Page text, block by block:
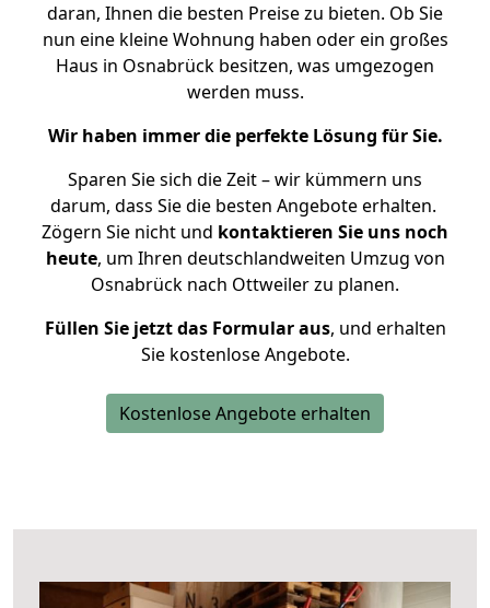
daran, Ihnen die besten Preise zu bieten. Ob Sie
nun eine kleine Wohnung haben oder ein großes
Haus in Osnabrück besitzen, was umgezogen
werden muss.
Wir haben immer die perfekte Lösung für Sie.
Sparen Sie sich die Zeit – wir kümmern uns
darum, dass Sie die besten Angebote erhalten.
Zögern Sie nicht und kontaktieren Sie uns noch
heute, um Ihren deutschlandweiten Umzug von
Osnabrück nach Ottweiler zu planen.
Füllen Sie jetzt das Formular aus, und erhalten
Sie kostenlose Angebote.
Kostenlose Angebote erhalten